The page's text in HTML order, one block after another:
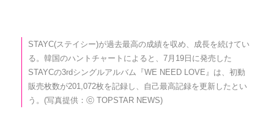
STAYC(ステイシー)が過去最高の成績を収め、成長を続けてい
る。韓国のハントチャートによると、7月19日に発売した
STAYCの3rdシングルアルバム『WE NEED LOVE』は、初動
販売枚数が201,072枚を記録し、自己最高記録を更新したとい
う。(写真提供：ⓒ TOPSTAR NEWS)